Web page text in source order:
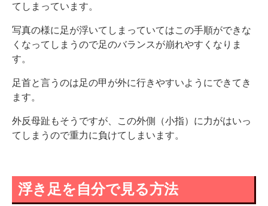
てしまっています。
写真の様に足が浮いてしまっていてはこの手順ができな
くなってしまうので足のバランスが崩れやすくなりま
す。
足首と言うのは足の甲が外に行きやすいようにできてき
ます。
外反母趾もそうですが、この外側（小指）に力がはいっ
てしまうので重力に負けてしまいます。
浮き足を自分で見る方法